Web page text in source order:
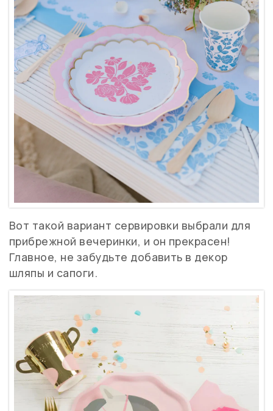
Вот такой вариант сервировки выбрали для
прибрежной вечеринки, и он прекрасен!
Главное, не забудьте добавить в декор
шляпы и сапоги.